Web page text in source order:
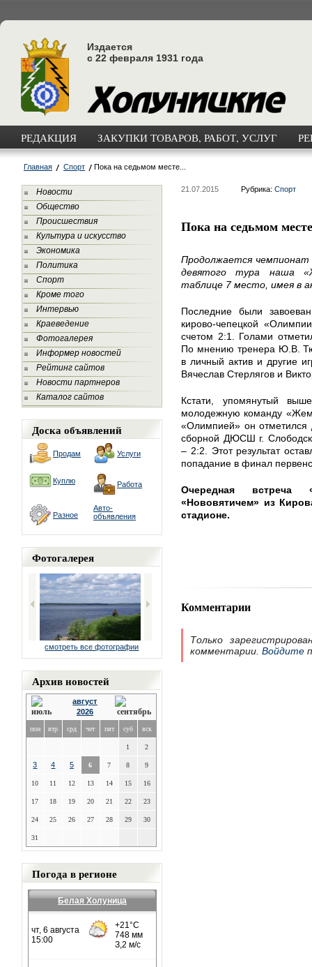
Издается
с 22 февраля 1931 года
РЕДАКЦИЯ ЗАКУПКИ ТОВАРОВ, РАБОТ, УСЛУГ
Главная Спорт Пока на седьмом месте...
Новости
Общество
Происшествия
Культура и искусство
Экономика
Политика
Спорт
Кроме того
Интервью
Краеведение
Фотогалерея
Информер новостей
Рейтинг сайтов
Новости партнеров
Каталог сайтов
Доска объявлений
Продам Услуги
Куплю Работа
Разное
Авто-
объявления
Фотогалерея
смотреть все фотографии
Архив новостей
август
2026
пон втр срд чет пят суб вск
1 2
3 4 5 6 7 8 9
10 11 12 13 14 15 16
17 18 19 20 21 22 23
24 25 26 27 28 29 30
31
Погода в регионе
Белая Холуница
21.07.2015 Рубрика: Спорт
Пока на седьмом
Продолжается
девятого тура наша
таблице 7 место, имея в
Последние были
кирово-чепецкой
счетом 2:1. Голами
По мнению тренера Ю.В.
в личный актив и другие
Вячеслав Стерлягов и
Кстати, упомянутый
молодежную команду
«Олимпией» он
сборной ДЮСШ г.
– 2:2. Этот результат
попадание в финал
Очередная
«Нововятичем» из
стадионе.
Комментарии
Только
комментарии. Войдите